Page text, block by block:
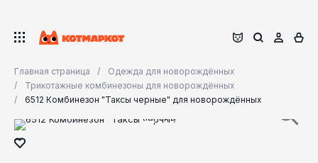
Главная страница
Одежда для новорождённых
Трикотажные комбинезоны для новорождённых
6512 Комбинезон "Таксы черные" для новорождённых